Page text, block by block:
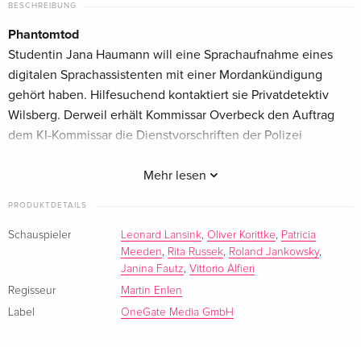
BESCHREIBUNG
Mehr lesen
Phantomtod
Studentin Jana Haumann will eine Sprachaufnahme eines
digitalen Sprachassistenten mit einer Mordankündigung
gehört haben. Hilfesuchend kontaktiert sie Privatdetektiv
Wilsberg. Derweil erhält Kommissar Overbeck den Auftrag
dem KI-Kommissar die Dienstvorschriften der Polizei
eines erneuten Einbruchs sogar ein Mord geschieht, geht
neben der Kriminalpolizei Münster auch Privatdetektiv
Wilsberg der Sache nach.
PRODUKTDETAILS
Schauspieler Leonard Lansink, Oliver Korittke, Patricia
Meeden, Rita Russek, Roland Jankowsky,
Janina Fautz, Vittorio Alfieri
Regisseur
Martin Enlen
Label
OneGate Media GmbH